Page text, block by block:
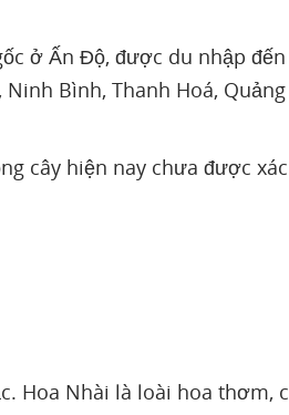
ở Ấn Độ, được du nhập
Bình, Thanh Hoá, Quảng
cây hiện nay chưa được
Hoa Nhài là loài hoa thơm,